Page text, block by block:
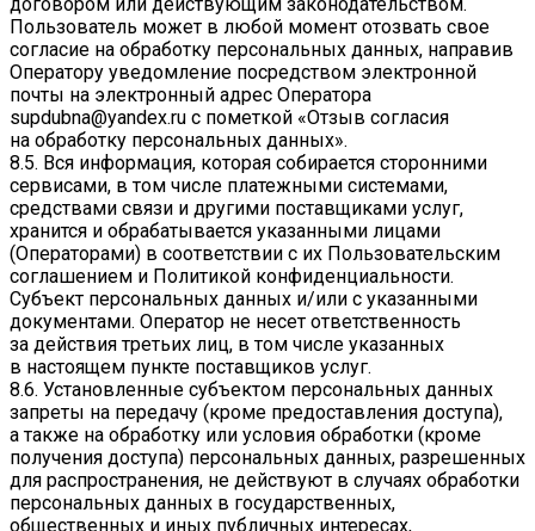
договором или действующим законодательством.
Пользователь может в любой момент отозвать свое
согласие на обработку персональных данных, направив
Оператору уведомление посредством электронной
почты на электронный адрес Оператора
supdubna@yandex.ru с пометкой «Отзыв согласия
на обработку персональных данных».
8.5. Вся информация, которая собирается сторонними
сервисами, в том числе платежными системами,
средствами связи и другими поставщиками услуг,
хранится и обрабатывается указанными лицами
(Операторами) в соответствии с их Пользовательским
соглашением и Политикой конфиденциальности.
Субъект персональных данных и/или с указанными
документами. Оператор не несет ответственность
за действия третьих лиц, в том числе указанных
в настоящем пункте поставщиков услуг.
8.6. Установленные субъектом персональных данных
запреты на передачу (кроме предоставления доступа),
а также на обработку или условия обработки (кроме
получения доступа) персональных данных, разрешенных
для распространения, не действуют в случаях обработки
персональных данных в государственных,
общественных и иных публичных интересах,